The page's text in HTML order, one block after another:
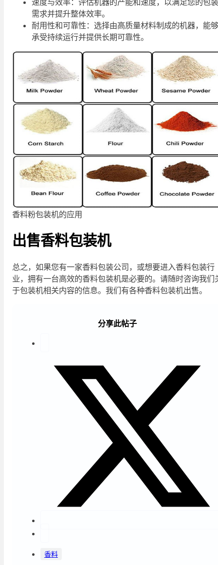
需求并提升整体效率。
耐用性和可靠性：选择由高质量材料制成的机器，能
承受持续运行并提供长期可靠性。
香料粉包装机的应用
出售香料包装机
总之，如果您有一家香料包装公司，或想要进入香料包装行
业，拥有一台高效的香料包装机是必要的。请随时咨询我们
于包装机相关内容的信息。我们有各种香料包装机出售。
分享此帖子
香料